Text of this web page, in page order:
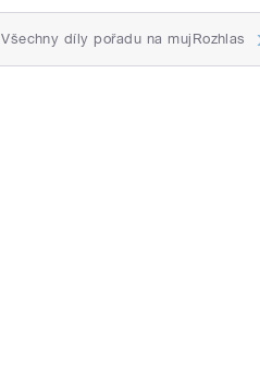
Všechny díly pořadu na mujRozhlas